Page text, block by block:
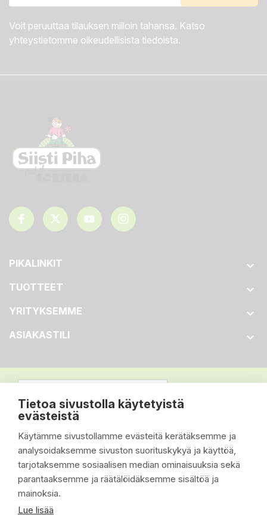
Tietoa sivustolla käytetyistä
evästeistä
Käytämme sivustollamme evästeitä kerätäksemme ja
analysoidaksemme sivuston suorituskykyä ja käyttöä,
tarjotaksemme sosiaalisen median ominaisuuksia sekä
parantaaksemme ja räätälöidäksemme sisältöä ja
mainoksia.
Lue lisää
Voit peruuttaa tilauksen milloin tahansa. Katso
yhteystietomme oikeudellisista tiedoista.
PIKALINKIT 
TUOTTEET 
YRITYKSEMME 
ASIAKASTILI 